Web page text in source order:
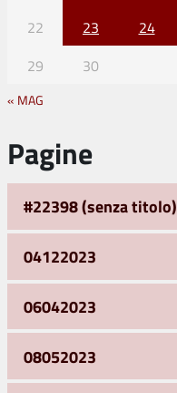
22
23 24
29
30
« MAG
Pagine
#22398 (senza titolo)
04122023
06042023
08052023